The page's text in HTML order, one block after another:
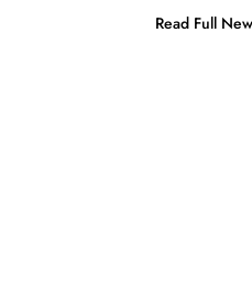
Read Full